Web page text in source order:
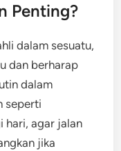
Penting?
dalam sesuatu,
dan berharap
dalam
seperti
hari, agar jalan
jika